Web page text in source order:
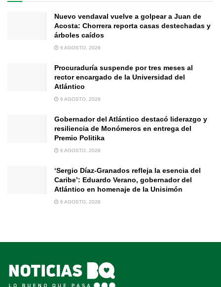
Nuevo vendaval vuelve a golpear a Juan de
Acosta: Chorrera reporta casas destechadas y
árboles caídos
6 AGOSTO, 2026
Procuraduría suspende por tres meses al
rector encargado de la Universidad del
Atlántico
6 AGOSTO, 2026
Gobernador del Atlántico destacó liderazgo y
resiliencia de Monómeros en entrega del
Premio Politika
6 AGOSTO, 2026
‘Sergio Díaz-Granados refleja la esencia del
Caribe’: Eduardo Verano, gobernador del
Atlántico en homenaje de la Unisimón
6 AGOSTO, 2026